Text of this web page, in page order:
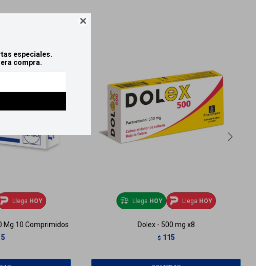

especiales.
compra.
Llega HOY
Mg 10 Comprimidos
Llega HOY Llega HOY
Dolex - 500 mg x8
$ 115